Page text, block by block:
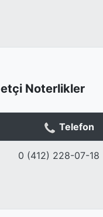
Noterlikler
Telefon
0 (412) 228-07-18